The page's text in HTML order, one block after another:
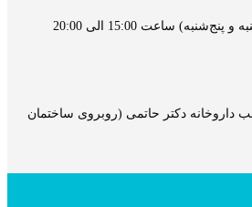
ساعت 15:00 الی 20:00
داروخانه دکتر حاتمی (روبروی ساختمان